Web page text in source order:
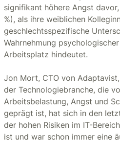
signifikant höhere Angst
%), als ihre weiblichen
geschlechtsspezifische
Wahrnehmung
Arbeitsplatz hindeutet.
Jon Mort, CTO von
der Technologiebranche, die
Arbeitsbelastung, Angst und
geprägt ist, hat sich in den
der hohen Risiken im IT-
ist und war schon immer eine